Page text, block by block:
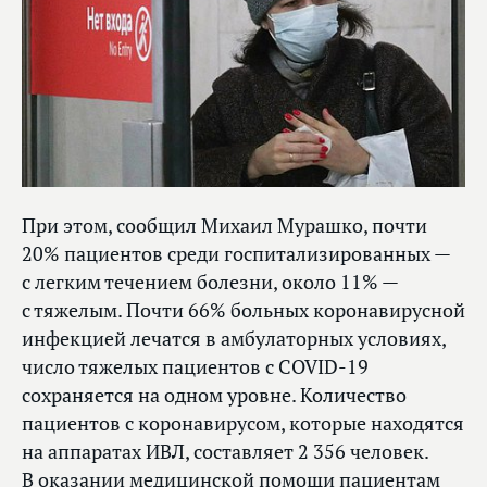
При этом, сообщил Михаил Мурашко, почти
20% пациентов среди госпитализированных —
с легким течением болезни, около 11% —
с тяжелым. Почти 66% больных коронавирусной
инфекцией лечатся в амбулаторных условиях,
число тяжелых пациентов с COVID-19
сохраняется на одном уровне. Количество
пациентов с коронавирусом, которые находятся
на аппаратах ИВЛ, составляет 2 356 человек.
В оказании медицинской помощи пациентам